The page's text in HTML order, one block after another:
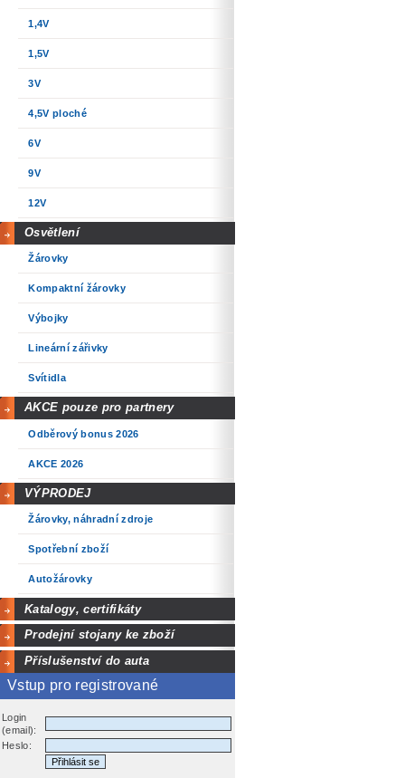
1,4V
1,5V
3V
4,5V ploché
6V
9V
12V
Osvětlení
Žárovky
Kompaktní žárovky
Výbojky
Lineární zářivky
Svítidla
AKCE pouze pro partnery
Odběrový bonus 2026
AKCE 2026
VÝPRODEJ
Žárovky, náhradní zdroje
Spotřební zboží
Autožárovky
Katalogy, certifikáty
Prodejní stojany ke zboží
Příslušenství do auta
Vstup pro registrované
Login
(email):
Heslo: